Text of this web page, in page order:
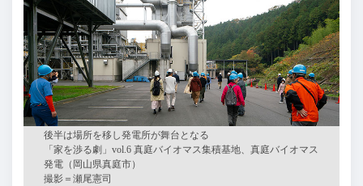
後半は場所を移し発電所が舞台となる
「家を渉る劇」 vol.6 真庭バイオマス集積基地、真庭バイオマス
発電（岡山県真庭市）
撮影＝瀬尾憲司